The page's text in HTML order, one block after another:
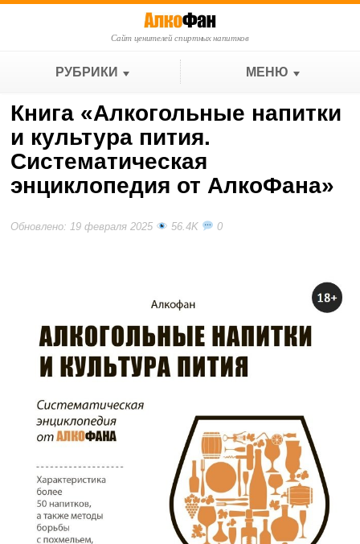
Сайт ценителей спиртных напитков
РУБРИКИ МЕНЮ
Книга «Алкогольные напитки
и культура пития.
Систематическая
энциклопедия от АлкоФана»
Обновлено: 19 февраля 2025 56.4K 0